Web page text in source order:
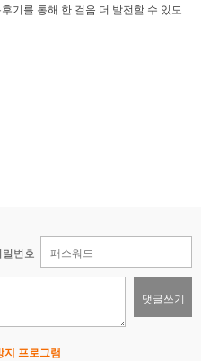
기를 통해 한 걸음 더 발전할 수 있도
밀번호
댓글쓰기
지 프로그램